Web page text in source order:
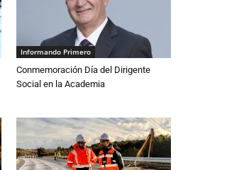
Informando Primero
Conmemoración Día del Dirigente
Social en la Academia